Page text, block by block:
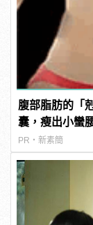
腹部脂肪的「
囊，瘦出小蠻
PR・新素簡